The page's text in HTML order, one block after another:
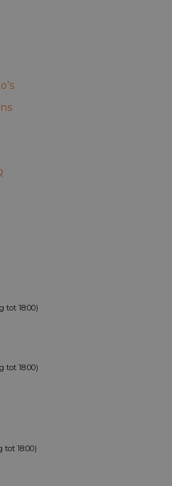
tot 18:00)
tot 18:00)
tot 18:00)